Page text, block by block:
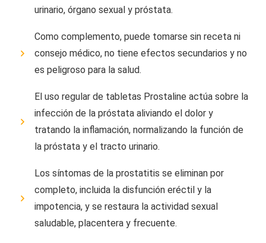
urinario, órgano sexual y próstata.
Como complemento, puede tomarse sin receta ni
consejo médico, no tiene efectos secundarios y no
es peligroso para la salud.
El uso regular de tabletas Prostaline actúa sobre la
infección de la próstata aliviando el dolor y
tratando la inflamación, normalizando la función de
la próstata y el tracto urinario.
Los síntomas de la prostatitis se eliminan por
completo, incluida la disfunción eréctil y la
impotencia, y se restaura la actividad sexual
saludable, placentera y frecuente.